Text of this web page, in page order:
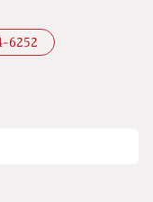
6252